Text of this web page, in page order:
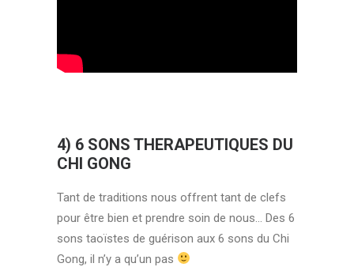
4) 6 SONS THERAPEUTIQUES DU
CHI GONG
Tant de traditions nous offrent tant de clefs
pour être bien et prendre soin de nous… Des 6
sons taoïstes de guérison aux 6 sons du Chi
Gong, il n’y a qu’un pas